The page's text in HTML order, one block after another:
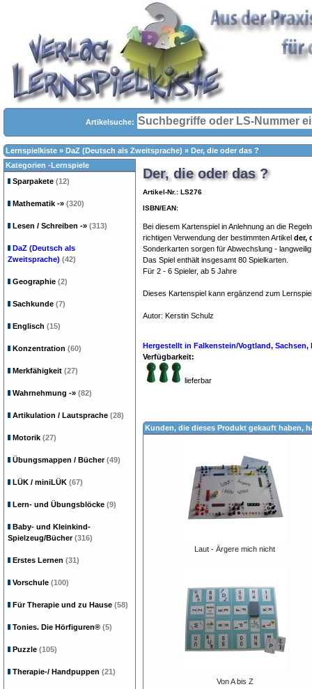
Artikelsuche:
Lernspielkiste » DaZ (Deutsch als Zweitsprache) » Der, die oder das ?
Der, die oder das ?
Artikel-Nr.: LS276
ISBN/EAN:
Bei diesem Kartenspiel in Anlehnung an die
richtigen Verwendung der bestimmten Artikel der,
Sonderkarten sorgen für Abwechslung -
Das Spiel enthält insgesamt 80 Spielkarten.
Für 2 - 6 Spieler, ab 5 Jahre
Dieses Kartenspiel kann ergänzend zum
Autor: Kerstin Schulz
Hergestellt in Falkenstein/Vogtland, Sachsen,
Verfügbarkeit:
lieferbar
Kunden, die dieses Produkt gekauft haben,
Laut - Ärgere mich nicht
Von A bis Z
Kategorien -Lernspiele
Sparpakete (12)
Mathematik -» (320)
Lesen / Schreiben -» (313)
DaZ (Deutsch als
Zweitsprache) (42)
Geographie (2)
Sachkunde (7)
Englisch (15)
Konzentration (60)
Merkfähigkeit (27)
Wahrnehmung -» (82)
Artikulation / Lautsprache (28)
Motorik (27)
Übungsmappen / Bücher(49)
LÜK / miniLÜK (67)
Lern- und Übungsblöcke (9)
Baby- und Kleinkind-
Spielzeug/Bücher(316)
Erstes Lernen (31)
Vorschule (100)
Für Therapie und zu Hause (58)
Tonies. Die Hörfiguren® (5)
Puzzle (105)
Therapie-/ Handpuppen (21)